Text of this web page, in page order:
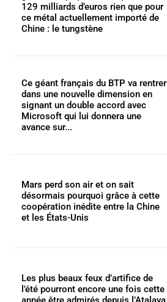
129 milliards d’euros rien que pour
ce métal actuellement importé de
Chine : le tungstène
Ce géant français du BTP va rentrer
dans une nouvelle dimension en
signant un double accord avec
Microsoft qui lui donnera une
avance sur...
Mars perd son air et on sait
désormais pourquoi grâce à cette
coopération inédite entre la Chine
et les États-Unis
Les plus beaux feux d’artifice de
l’été pourront encore une fois cette